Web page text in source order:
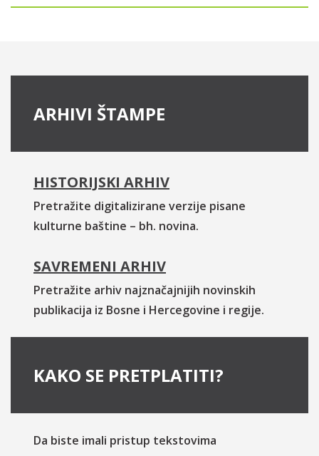
ARHIVI ŠTAMPE
HISTORIJSKI ARHIV
Pretražite digitalizirane verzije pisane
kulturne baštine – bh. novina.
SAVREMENI ARHIV
Pretražite arhiv najznačajnijih novinskih
publikacija iz Bosne i Hercegovine i regije.
KAKO SE PRETPLATITI?
Da biste imali pristup tekstovima